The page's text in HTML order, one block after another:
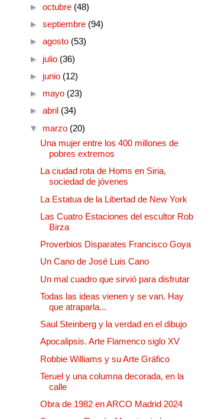
► octubre (48)
► septiembre (94)
► agosto (53)
► julio (36)
► junio (12)
► mayo (23)
► abril (34)
▼ marzo (20)
Una mujer entre los 400 millones de
pobres extremos
La ciudad rota de Homs en Siria,
sociedad de jóvenes
La Estatua de la Libertad de New York
Las Cuatro Estaciones del escultor Rob
Birza
Proverbios Disparates Francisco Goya
Un Cano de José Luis Cano
Un mal cuadro que sirvió para disfrutar
Todas las ideas vienen y se van. Hay
que atraparla...
Saul Steinberg y la verdad en el dibujo
Apocalipsis. Arte Flamenco siglo XV
Robbie Williams y su Arte Gráfico
Teruel y una columna decorada, en la
calle
Obra de 1982 en ARCO Madrid 2024